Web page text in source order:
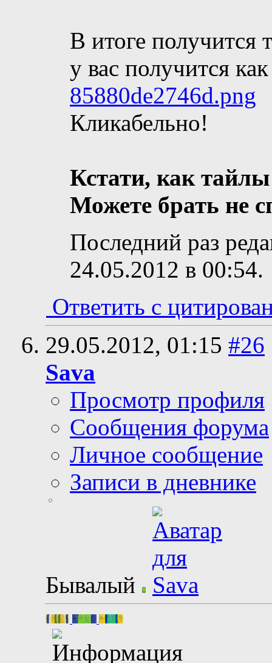
В итоге получится
у вас получится
85880de2746d.png
Кликабельно!
Кстати, как
Можете брать не
Последний раз
24.05.2012 в 00:54.
Ответить с
29.05.2012, 01:15 #26
Sava
Просмотр профиля
Сообщения форума
Личное сообщение
Записи в дневнике
Бывалый